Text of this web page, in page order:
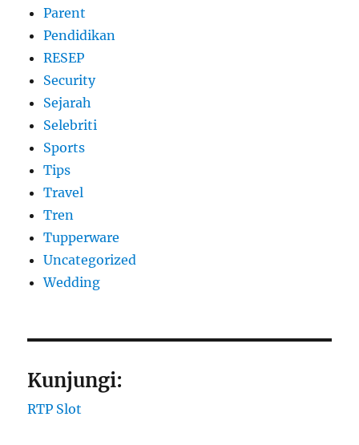
Parent
Pendidikan
RESEP
Security
Sejarah
Selebriti
Sports
Tips
Travel
Tren
Tupperware
Uncategorized
Wedding
Kunjungi:
RTP Slot